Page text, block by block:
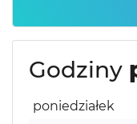
Godziny
poniedziałek